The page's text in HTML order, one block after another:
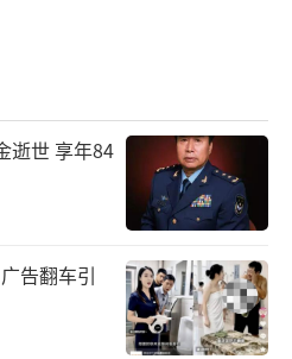
逝世 享年84
告翻车引